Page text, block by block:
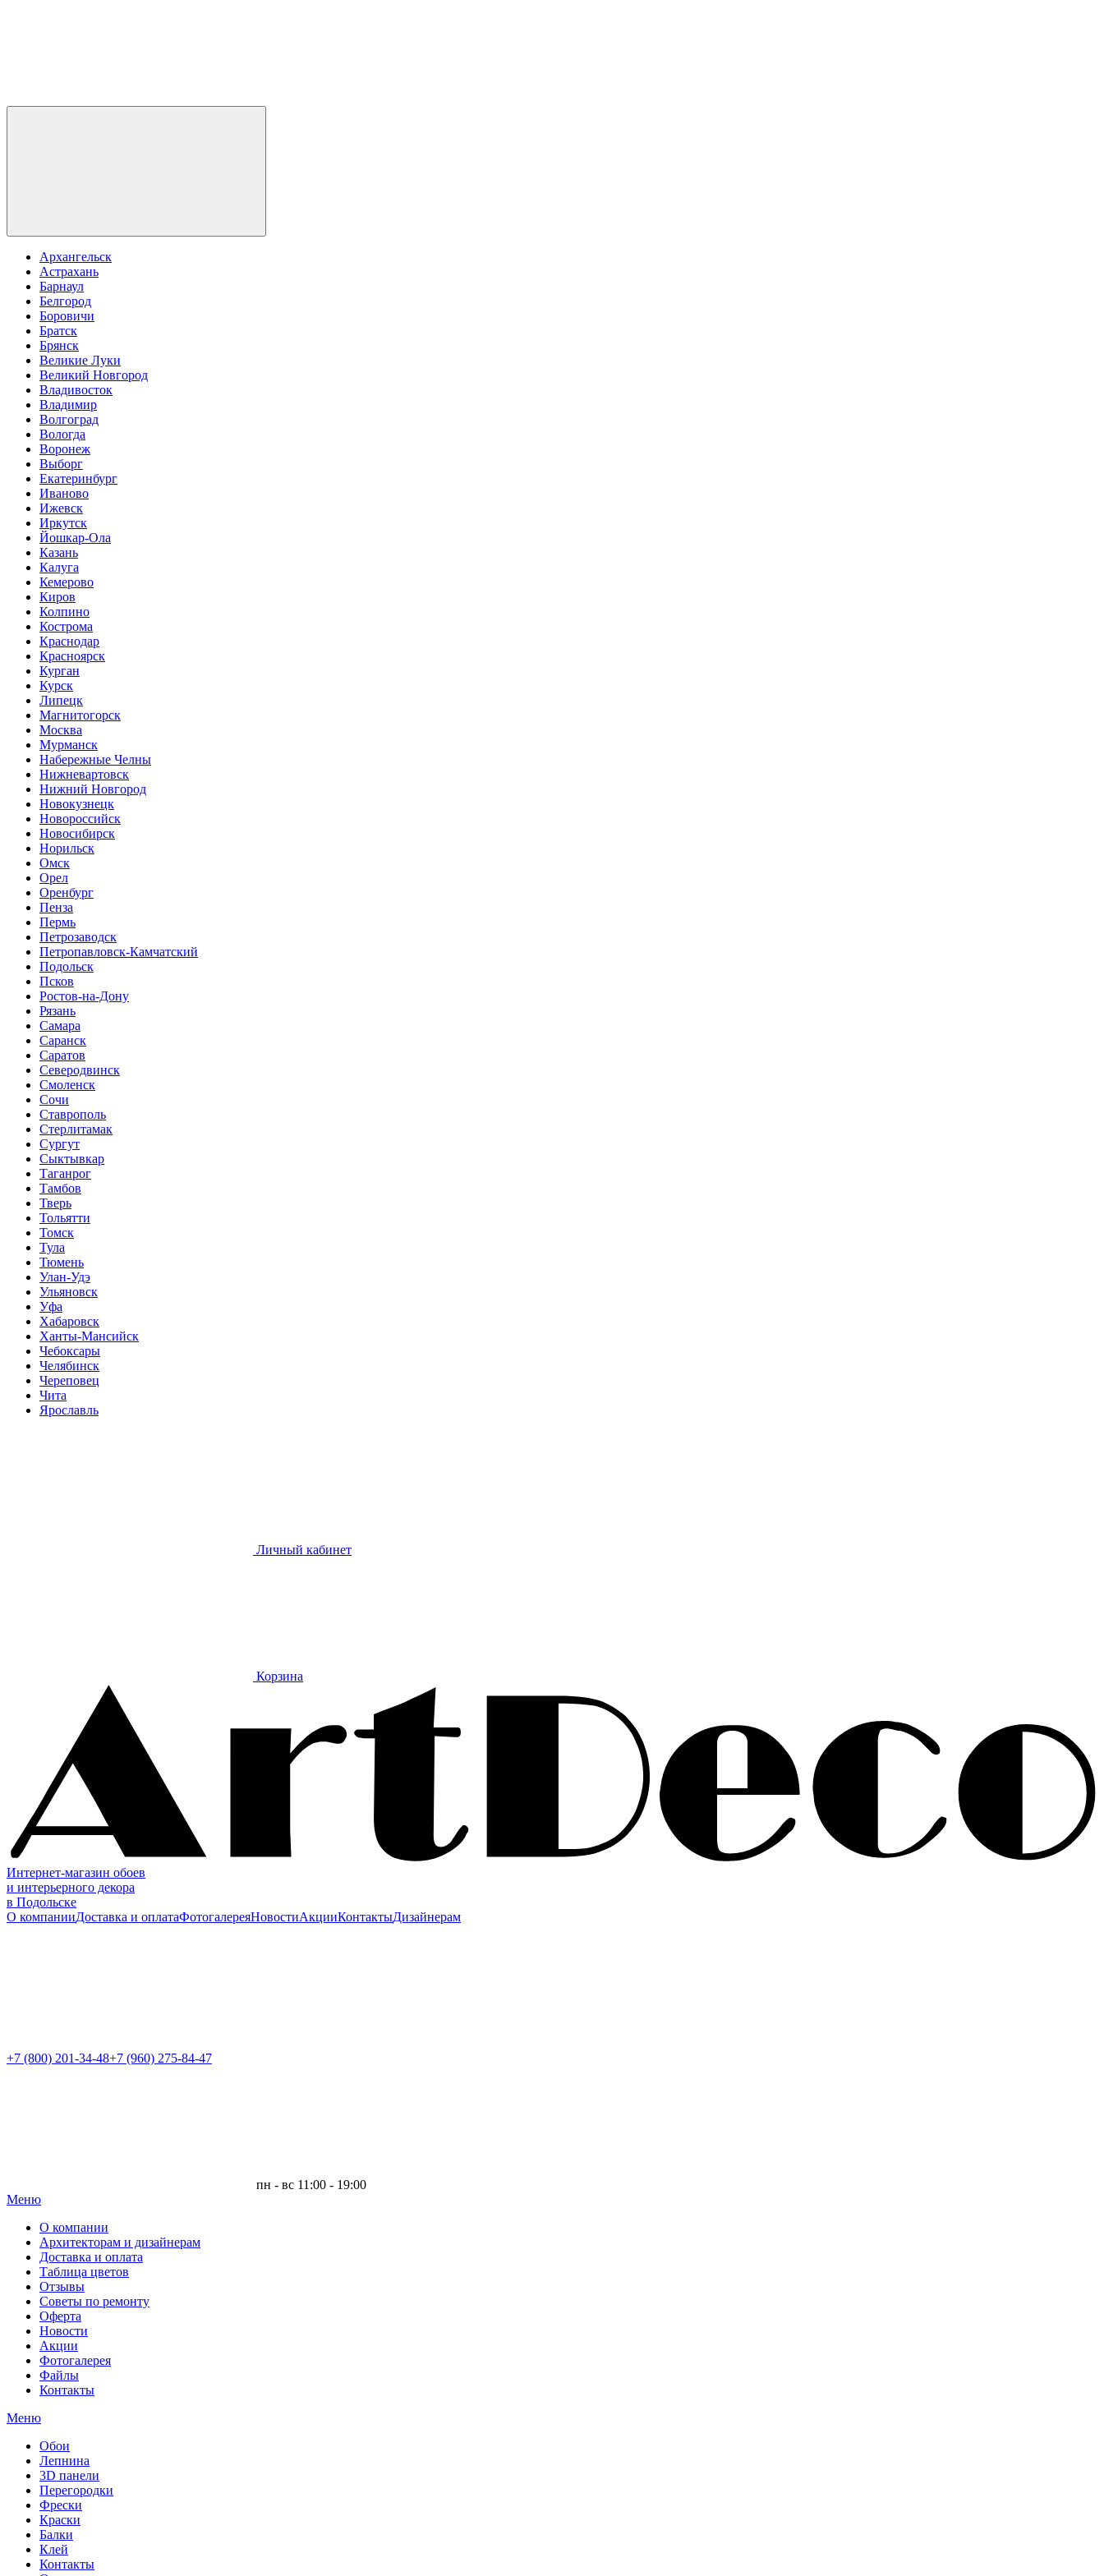
Архангельск
Астрахань
Барнаул
Белгород
Боровичи
Братск
Брянск
Великие Луки
Великий Новгород
Владивосток
Владимир
Волгоград
Вологда
Воронеж
Выборг
Екатеринбург
Иваново
Ижевск
Иркутск
Йошкар-Ола
Казань
Калуга
Кемерово
Киров
Колпино
Кострома
Краснодар
Красноярск
Курган
Курск
Липецк
Магнитогорск
Москва
Мурманск
Набережные Челны
Нижневартовск
Нижний Новгород
Новокузнецк
Новороссийск
Новосибирск
Норильск
Омск
Орел
Оренбург
Пенза
Пермь
Петрозаводск
Петропавловск-Камчатский
Подольск
Псков
Ростов-на-Дону
Рязань
Самара
Саранск
Саратов
Северодвинск
Смоленск
Сочи
Ставрополь
Стерлитамак
Сургут
Сыктывкар
Таганрог
Тамбов
Тверь
Тольятти
Томск
Тула
Тюмень
Улан-Удэ
Ульяновск
Уфа
Хабаровск
Ханты-Мансийск
Чебоксары
Челябинск
Череповец
Чита
Ярославль
Личный кабинет
Корзина
Интернет-магазин обоев
и интерьерного декора
в Подольске
О компанииДоставка и оплатаФотогалереяНовостиАкцииКонтактыДизайнерам
+7 (800) 201-34-48+7 (960) 275-84-47
пн - вс 11:00 - 19:00
Меню|
О компании
Архитекторам и дизайнерам
Доставка и оплата
Таблица цветов
Отзывы
Советы по ремонту
Оферта
Новости
Акции
Фотогалерея
Файлы
Контакты
Меню
Обои
Лепнина
3D панели
Перегородки
Фрески
Краски
Балки
Клей
Контакты